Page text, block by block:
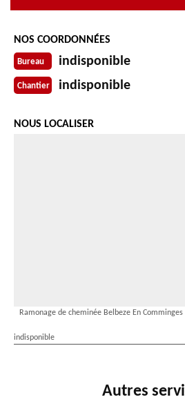
NOS COORDONNÉES
Bureau indisponible
Chantier indisponible
NOUS LOCALISER
Ramonage de cheminée Belbeze En Comminges
indisponible
Autres